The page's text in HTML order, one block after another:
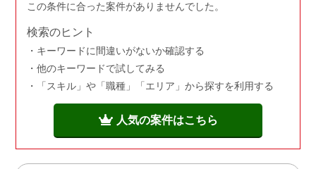
この条件に合った案件がありませんでした。
検索のヒント
キーワードに間違いがないか確認する
他のキーワードで試してみる
「スキル」や「職種」「エリア」から探すを利用する
人気の案件はこちら